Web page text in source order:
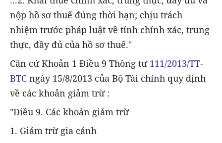
nộp hồ sơ thuế đúng thời hạn; chịu trách
nhiệm trước pháp luật về tính chính xác, trung
thực, đầy đủ của hồ sơ thuế."
Căn cứ Khoản 1 Điều 9 Thông tư 111/2013/TT-
BTC ngày 15/8/2013 của Bộ Tài chính quy định
về các khoản giảm trừ :
"Điều 9. Các khoản giảm trừ
1. Giảm trừ gia cảnh